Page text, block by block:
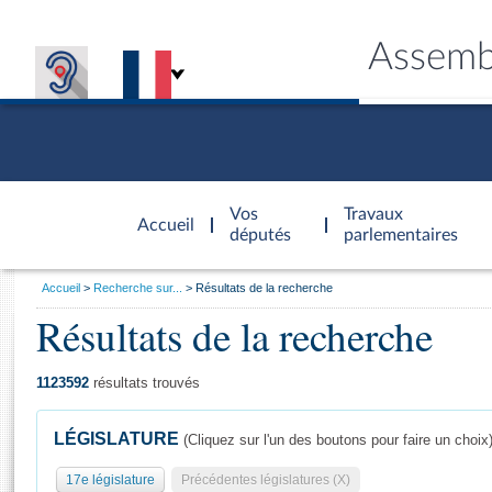
Accueil
d'accueil
Vos
députés
Travaux
parlementaires
Général
Vous
Accueil Recherche sur... Résultats de la recherche
Résultats de la recherche
1123592 résultats trouvés
LÉGISLATURE (Cliquez sur l'un des boutons pour faire un choix)
17e législature Précédentes législatures (X)